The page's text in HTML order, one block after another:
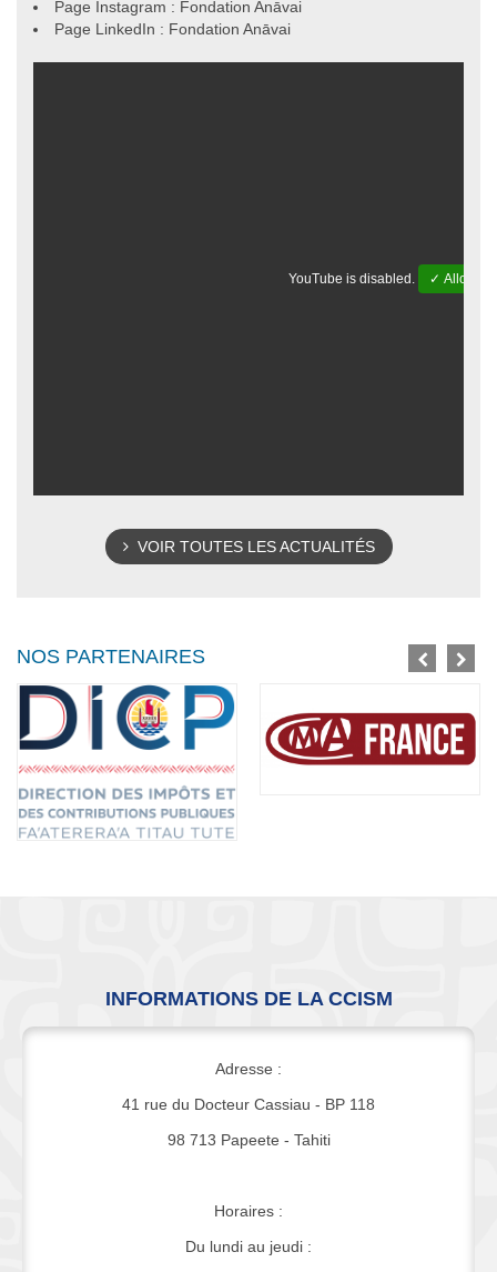
Page Instagram : Fondation Anāvai
Page LinkedIn : Fondation Anāvai
YouTube is disabled. ✓ Allow
VOIR TOUTES LES ACTUALITÉS
NOS PARTENAIRES
INFORMATIONS DE LA CCISM
Adresse :
41 rue du Docteur Cassiau - BP 118
98 713 Papeete - Tahiti
Horaires :
Du lundi au jeudi :